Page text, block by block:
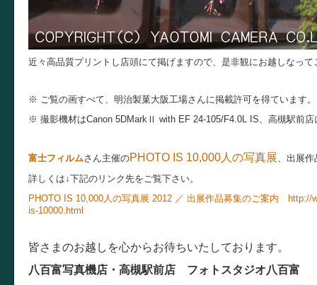
近々高品質プリントし店頭にて掲げますので、是非観にお越しなって
※ ご覧の画すべて、明治製菓大阪工場さんに掲載許可を得ています。
※ 撮影機材はCanon 5DMarkⅡ with EF 24-105/F4.0L IS、高槻駅前店
富士フィルムさん主催のPHOTO IS 10,000人の写真展、出展作
詳しくは↓下記のリンク先をご覧下さい。
PHOTO IS 10,000人の写真展 2012 ／ 出展作品募集のご案内
http://
is-10000.html
皆さまのお越しを心からお待ちいたしております。
八百富写真機店・高槻駅前店 フォトスタジオ八百富